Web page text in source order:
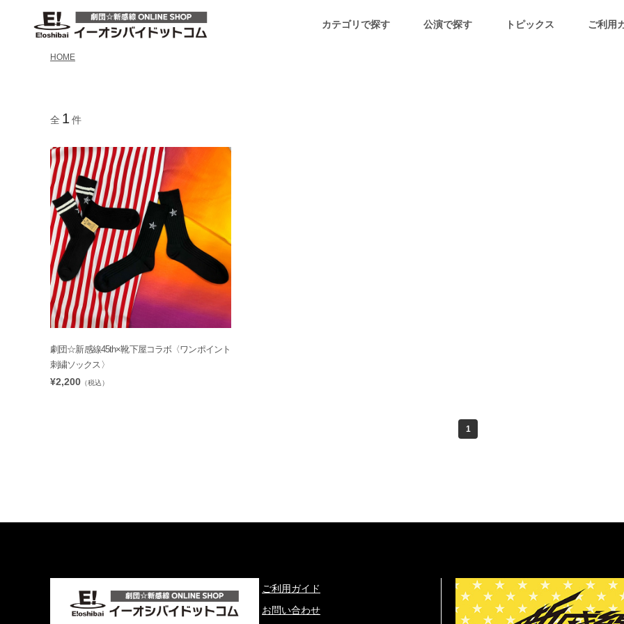
カテゴリで探す 公演で探す トピックス ご利用
HOME
全 1 件
劇団☆新感線45th×靴下屋コラボ〈ワンポイント
刺繍ソックス〉
¥2,200 （税込）
1
ご利用ガイド
お問い合わせ